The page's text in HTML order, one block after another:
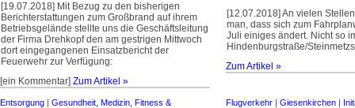
[19.07.2018] Mit Bezug zu den bisherigen
Berichterstattungen zum Großbrand auf ihrem
Betriebsgelände stellte uns die Geschäftsleitung
der Firma Drehkopf den am gestrigen Mittwoch
dort eingegangenen Einsatzbericht der
Feuerwehr zur Verfügung:
[ein Kommentar] Zum Artikel »
[12.07.2018] An vielen
man, dass sich zum
Juli einiges ändert. Nicht so
Hindenburgstraße/
Zum Artikel »
Entsorgung | Gesundheit, Medizin, Fitness &
Flugverkehr | Giesenkirchen |